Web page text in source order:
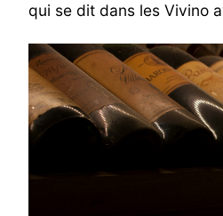
qui se dit dans les Vivino